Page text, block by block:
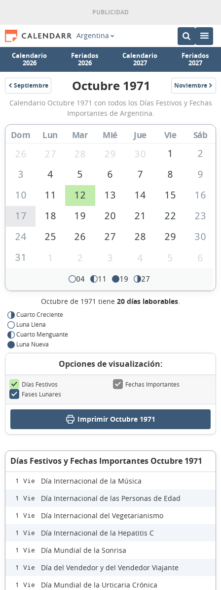
Argentina
Calendario
2026
Feriados
2026
Calendario
2027
Feriados
2027
Septiembre
1971
Calendario
Octubre
1971
de
Argentina
Octubre 1971 Noviembre
1971
Calendario Octubre 1971 con todos los Días Festivos y Fechas
Importantes de Argentina.
Dom Lun Mar Mié Jue Vie Sáb
26 27 28 29 30 1
2
3
4 5 6 7 8
9
10
11 12 13 14 15
16
17
18 19 20 21 22
23
24
25 26 27 28 29
30
31
1 2 3 4 5 6
04 11 19 27
Octubre de 1971 tiene 20 días laborables.
Cuarto Creciente
Luna Llena
Cuarto Menguante
Luna Nueva
Opciones de visualización:
Días Festivos
Fechas Importantes
Fases Lunares
Imprimir Octubre 1971
Días Festivos y Fechas Importantes Octubre 1971
1 Vie Día Internacional de la Música
1 Vie Día Internacional de las Personas de Edad
1 Vie Día Internacional del Vegetarianismo
1 Vie Día Internacional de la Hepatitis C
1 Vie Día Mundial de la Sonrisa
1 Vie Día del Vendedor y del Vendedor Viajante
1 Vie Día Mundial de la Urticaria Crónica